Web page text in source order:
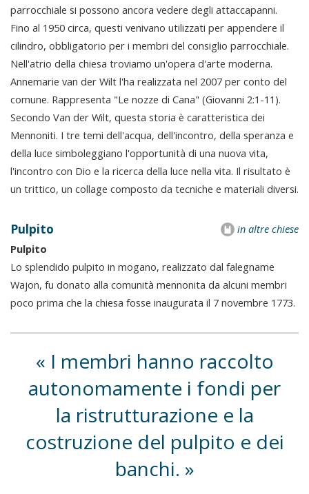
parrocchiale si possono ancora vedere degli attaccapanni.
Fino al 1950 circa, questi venivano utilizzati per appendere il
cilindro, obbligatorio per i membri del consiglio parrocchiale.
Nell'atrio della chiesa troviamo un'opera d'arte moderna.
Annemarie van der Wilt l'ha realizzata nel 2007 per conto del
comune. Rappresenta "Le nozze di Cana" (Giovanni 2:1-11).
Secondo Van der Wilt, questa storia è caratteristica dei
Mennoniti. I tre temi dell'acqua, dell'incontro, della speranza e
della luce simboleggiano l'opportunità di una nuova vita,
l'incontro con Dio e la ricerca della luce nella vita. Il risultato è
un trittico, un collage composto da tecniche e materiali diversi.
in altre chiese
Pulpito
Pulpito
Lo splendido pulpito in mogano, realizzato dal falegname
Wajon, fu donato alla comunità mennonita da alcuni membri
poco prima che la chiesa fosse inaugurata il 7 novembre 1773.
I membri hanno raccolto
autonomamente i fondi per
la ristrutturazione e la
costruzione del pulpito e dei
banchi.